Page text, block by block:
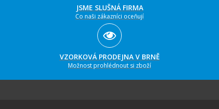
JSME SLUŠNÁ FIRMA
Co naši zákazníci oceňují
VZORKOVÁ PRODEJNA V BRNĚ
Možnost prohlédnout si zboží